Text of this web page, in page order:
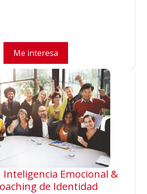
Me interesa
Inteligencia Emocional &
de Identidad